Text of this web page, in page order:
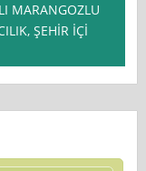
MARANGOZLU
ŞEHİR İÇİ